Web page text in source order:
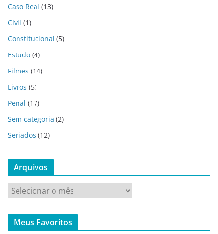
Caso Real (13)
Civil (1)
Constitucional (5)
Estudo (4)
Filmes (14)
Livros (5)
Penal (17)
Sem categoria (2)
Seriados (12)
Arquivos
q
Meus Favoritos